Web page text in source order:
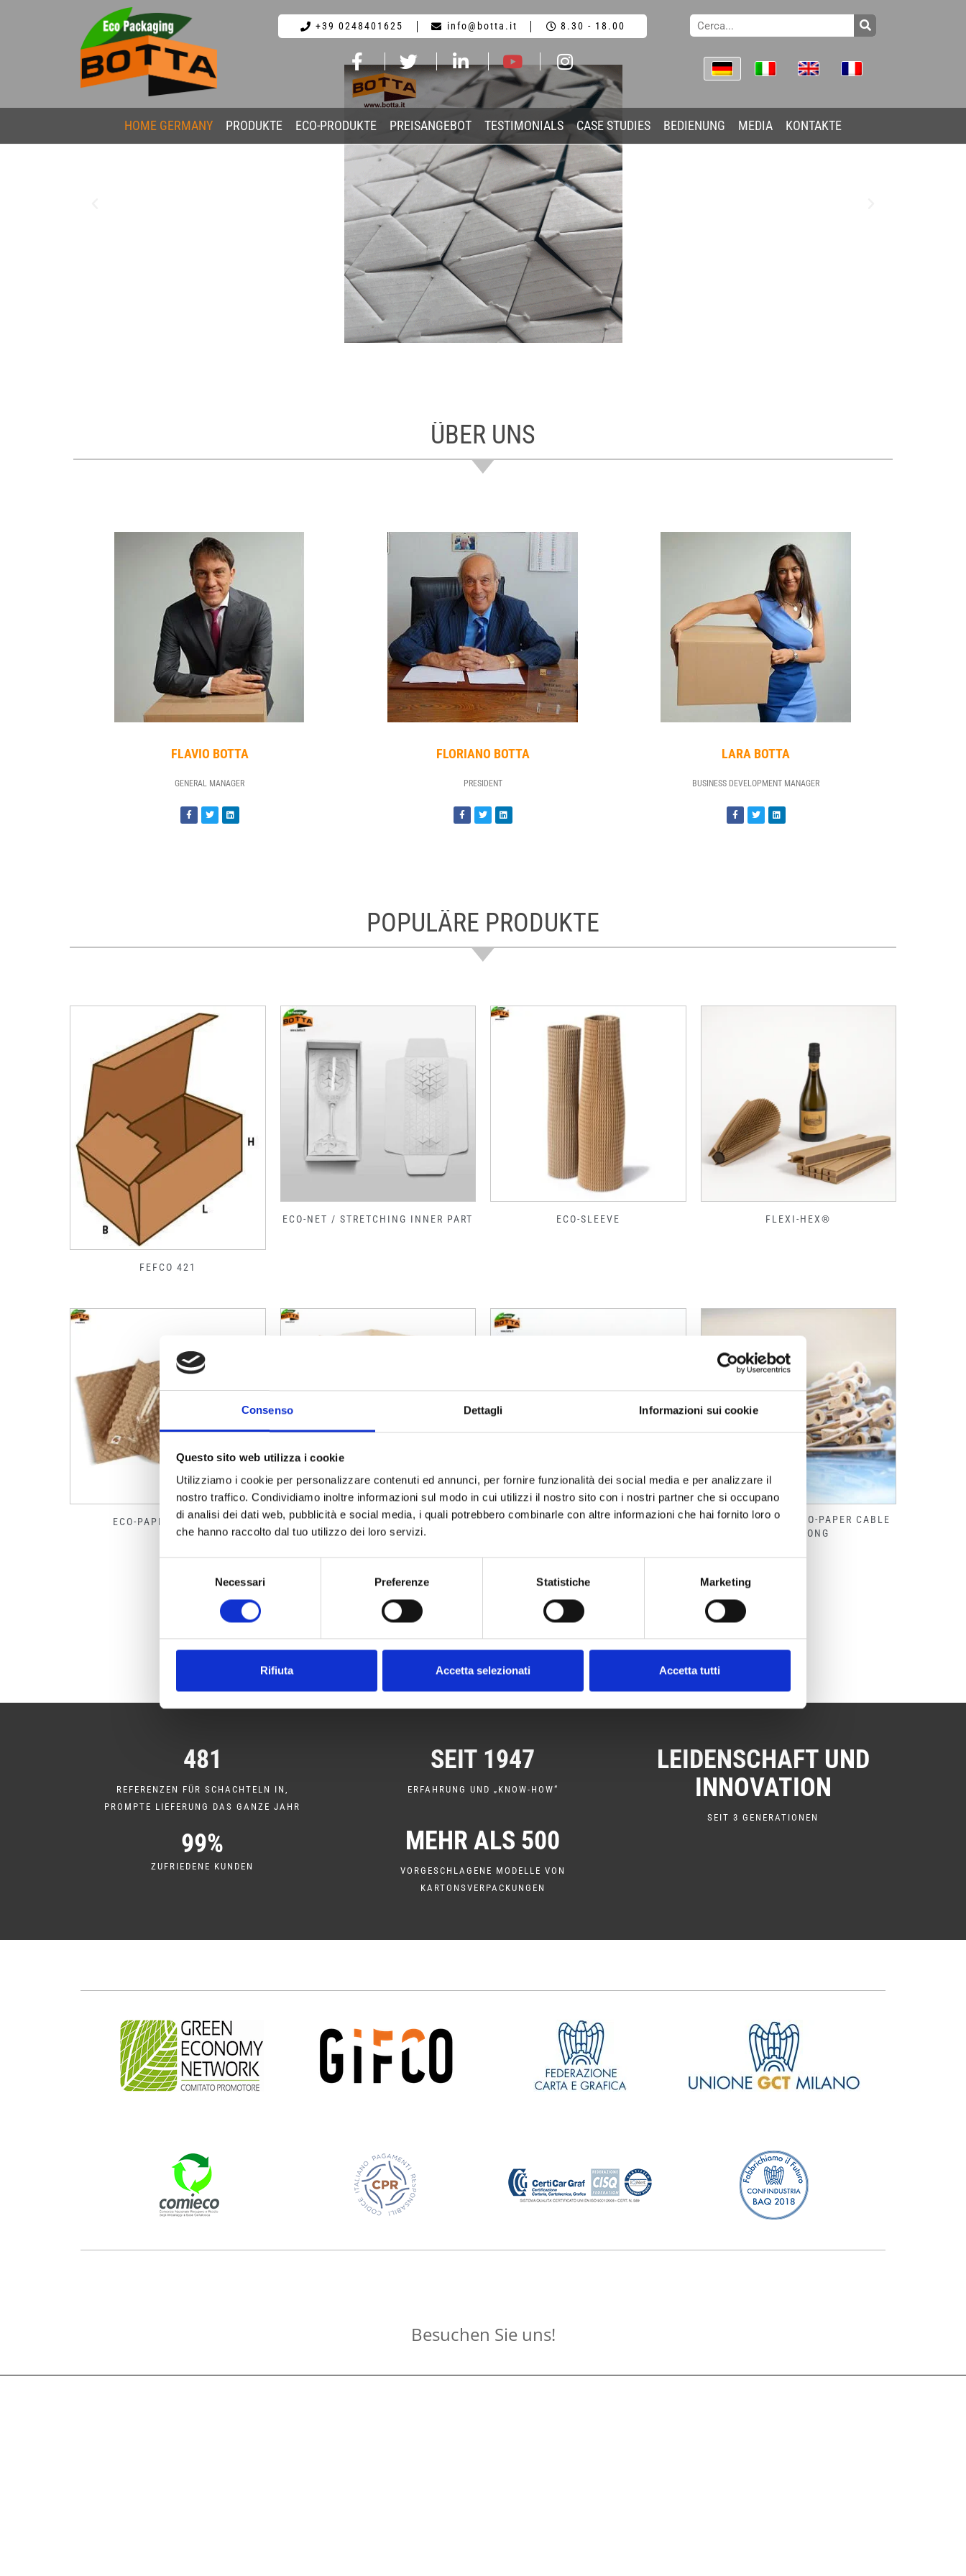
Consenso Dettagli Informazioni sui cookie
Questo sito web utilizza i cookie
Utilizziamo i cookie per personalizzare contenuti ed annunci, per fornire funzionalità dei social media e per analizzare il
nostro traffico. Condividiamo inoltre informazioni sul modo in cui utilizzi il nostro sito con i nostri partner che si occupano
di analisi dei dati web, pubblicità e social media, i quali potrebbero combinarle con altre informazioni che hai fornito loro o
che hanno raccolto dal tuo utilizzo dei loro servizi.
Necessari Preferenze Statistiche Marketing
Rifiuta Accetta selezionati Accetta tutti
+39 0248401625 info@botta.it 8.30 - 18.00
HOME GERMANY PRODUKTE ECO-PRODUKTE PREISANGEBOT TESTIMONIALS CASE STUDIES BEDIENUNG MEDIA KONTAKTE
ft-botta
ÜBER UNS
FLAVIO BOTTA
GENERAL MANAGER
FLORIANO BOTTA
PRESIDENT
LARA BOTTA
BUSINESS DEVELOPMENT MANAGER
POPULÄRE PRODUKTE
FEFCO 421
ECO-NET / STRETCHING INNER PART ECO-SLEEVE FLEXI-HEX®
ECO-PAPERBUBBLE®
PAPIERSTRETCHFOLIE FÜR
PALETTEN
ECO-PAPER CREPE TAPE
FIBRESTRAP® – ECO-PAPER CABLE
TIE STRONG
481
REFERENZEN FÜR SCHACHTELN IN,
PROMPTE LIEFERUNG DAS GANZE JAHR
99%
ZUFRIEDENE KUNDEN
SEIT 1947
ERFAHRUNG UND „KNOW-HOW“
MEHR ALS 500
VORGESCHLAGENE MODELLE VON
KARTONSVERPACKUNGEN
LEIDENSCHAFT UND
INNOVATION
SEIT 3 GENERATIONEN
Besuchen Sie uns!